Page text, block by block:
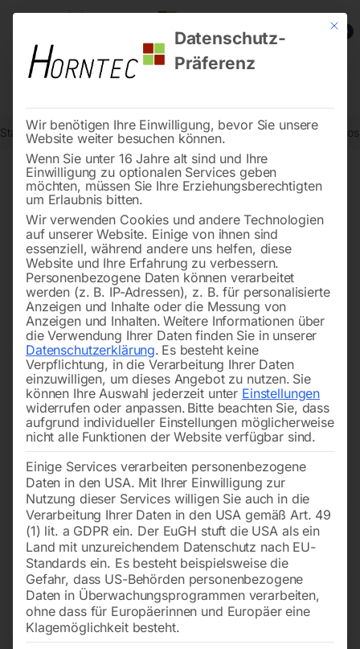
0
Start Metallbearbeitung BOMAR-Metallbandsägemaschinen
Drosselventil
Mit
Datenschutz-
Präferenz
Wir benötigen Ihre Einwilligung, bevor Sie unsere
Website weiter besuchen können.
Wenn Sie unter 16 Jahre alt sind und Ihre
Einwilligung zu optionalen Services geben
möchten, müssen Sie Ihre Erziehungsberechtigten
um Erlaubnis bitten.
Wir verwenden Cookies und andere Technologien
auf unserer Website. Einige von ihnen sind
essenziell, während andere uns helfen, diese
Website und Ihre Erfahrung zu verbessern.
Personenbezogene Daten können verarbeitet
werden (z. B. IP-Adressen), z. B. für personalisierte
Anzeigen und Inhalte oder die Messung von
Anzeigen und Inhalten. Weitere Informationen über
die Verwendung Ihrer Daten finden Sie in unserer
Datenschutzerklärung. Es besteht keine
Verpflichtung, in die Verarbeitung Ihrer Daten
einzuwilligen, um dieses Angebot zu nutzen. Sie
können Ihre Auswahl jederzeit unter Einstellungen
widerrufen oder anpassen. Bitte beachten Sie, dass
aufgrund individueller Einstellungen möglicherweise
nicht alle Funktionen der Website verfügbar sind.
Einige Services verarbeiten personenbezogene
Daten in den USA. Mit Ihrer Einwilligung zur
Nutzung dieser Services willigen Sie auch in die
Verarbeitung Ihrer Daten in den USA gemäß Art. 49
(1) lit. a GDPR ein. Der EuGH stuft die USA als ein
Land mit unzureichendem Datenschutz nach EU-
Standards ein. Es besteht beispielsweise die
Gefahr, dass US-Behörden personenbezogene
Daten in Überwachungsprogrammen verarbeiten,
ohne dass für Europäerinnen und Europäer eine
Klagemöglichkeit besteht.